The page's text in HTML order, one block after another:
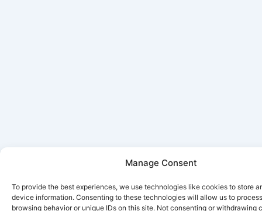
Manage Consent
To provide the best experiences, we use technologies like cookies to store
device information. Consenting to these technologies will allow us to
browsing behavior or unique IDs on this site. Not consenting or withdrawing